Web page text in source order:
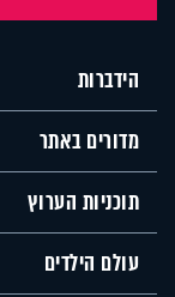
הידברות
מדורים באתר
תוכניות הערוץ
עולם הילדים